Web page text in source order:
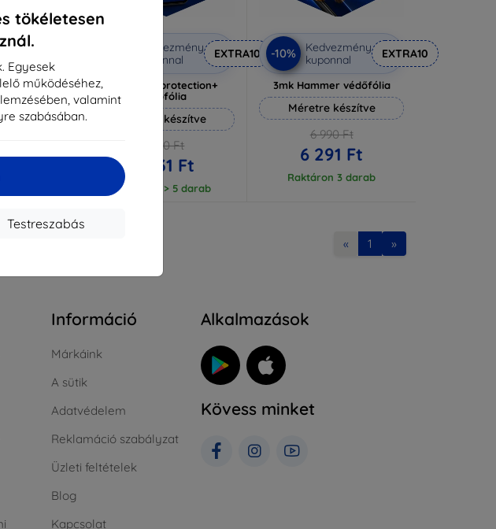
tökéletesen
Egyesek
működéséhez,
valamint
szabásában.
Testreszabás
védőüveg
Ft
darab
Kedvezmény
kuponnal
EXTRA10
3mk Silverprotection+
védőfólia
Méretre készítve
6 590 Ft
5 931 Ft
Raktáron > 5 darab
-10%
Kedvezmény
kuponnal
EXTRA10
3mk Hammer védőfólia
Méretre készítve
6 990 Ft
6 291 Ft
Raktáron 3 darab
« 1 »
Információ
Márkáink
A sütik
Adatvédelem
Reklamáció szabályzat
Üzleti feltételek
Blog
Kapcsolat
Alkalmazások
Kövess minket